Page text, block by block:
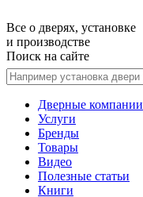
Все о дверях, установке
и производстве
Поиск на сайте
Дверные компании
Услуги
Бренды
Товары
Видео
Полезные статьи
Книги